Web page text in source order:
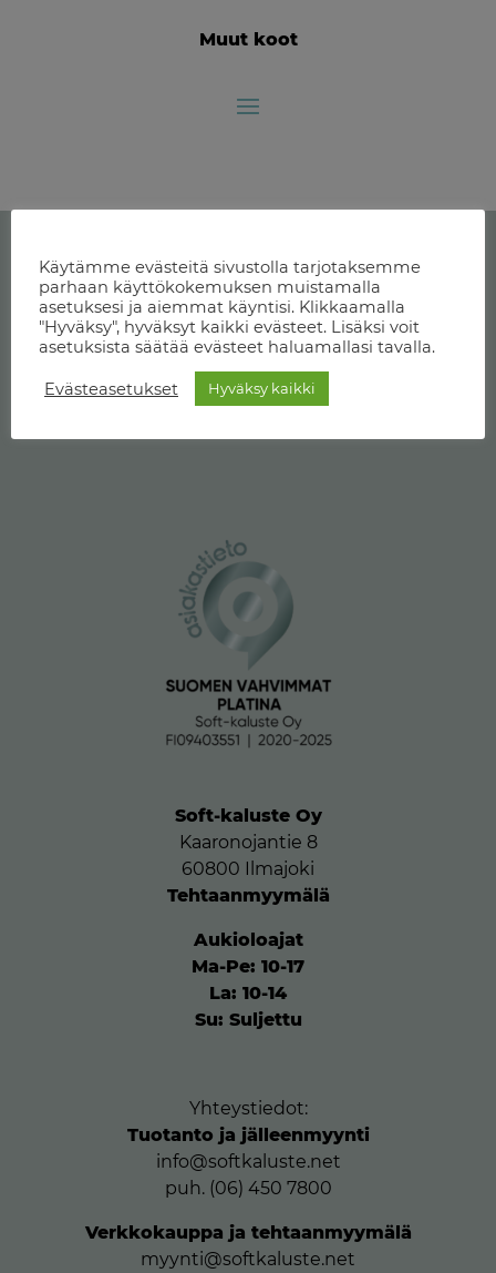
Muut koot
Soft-kaluste Oy
Kaaronojantie 8
60800 Ilmajoki
Tehtaanmyymälä
Aukioloajat
Ma-Pe: 10-17
La: 10-14
Su: Suljettu
Yhteystiedot:
Tuotanto ja jälleenmyynti
info@softkaluste.net
puh. (06) 450 7800
Verkkokauppa ja tehtaanmyymälä
myynti@softkaluste.net
Käytämme evästeitä sivustolla tarjotaksemme
parhaan käyttökokemuksen muistamalla
asetuksesi ja aiemmat käyntisi. Klikkaamalla
"Hyväksy", hyväksyt kaikki evästeet. Lisäksi voit
asetuksista säätää evästeet haluamallasi tavalla.
Evästeasetukset Hyväksy kaikki